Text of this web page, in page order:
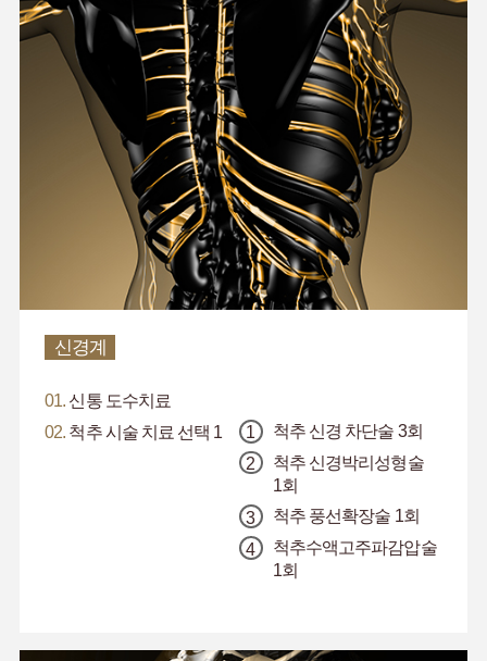
신경계
01. 신통 도수치료
02. 척추 시술 치료 선택 1
척추 신경 차단술 3회
척추 신경박리성형술
1회
척추 풍선확장술 1회
척추수액고주파감압술
1회